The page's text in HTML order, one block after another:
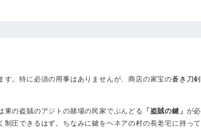
す。特に必須の用事はありませんが、商店の家宝の蒼き刀剣
東の盗賊のアジトの賭場の民家でぶんどる 「盗賊の鍵」 が必
圧できるはず。ちなみに鍵をヘネアの村の長老宅に持って